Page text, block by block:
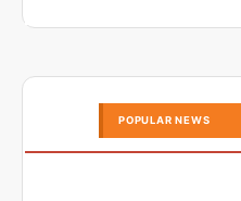
POPULAR NEWS